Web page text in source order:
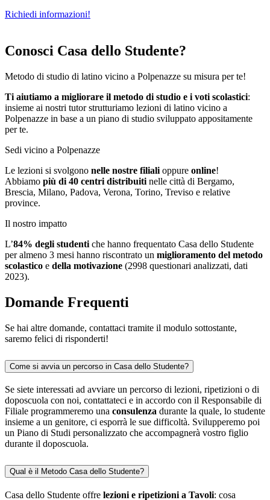
Richiedi informazioni!
Conosci Casa dello Studente?
Metodo di studio di latino vicino a Polpenazze su misura per te!
Ti aiutiamo a migliorare il metodo di studio e i voti scolastici:
insieme ai nostri tutor strutturiamo lezioni di latino vicino a
Polpenazze in base a un piano di studio sviluppato appositamente
per te.
Sedi vicino a Polpenazze
Le lezioni si svolgono nelle nostre filiali oppure online!
Abbiamo più di 40 centri distribuiti nelle città di Bergamo,
Brescia, Milano, Padova, Verona, Torino, Treviso e relative
province.
Il nostro impatto
L’84% degli studenti che hanno frequentato Casa dello Studente
per almeno 3 mesi hanno riscontrato un miglioramento del metodo
scolastico e della motivazione (2998 questionari analizzati, dati
2023).
Domande Frequenti
Se hai altre domande, contattaci tramite il modulo sottostante,
saremo felici di risponderti!
Come si avvia un percorso in Casa dello Studente?
Se siete interessati ad avviare un percorso di lezioni, ripetizioni o di
doposcuola con noi, contattateci e in accordo con il Responsabile di
Filiale programmeremo una consulenza durante la quale, lo studente
insieme a un genitore, ci esporrà le sue difficoltà. Svilupperemo poi
un Piano di Studi personalizzato che accompagnerà vostro figlio
durante il doposcuola.
Qual è il Metodo Casa dello Studente?
Casa dello Studente offre lezioni e ripetizioni a Tavoli: cosa